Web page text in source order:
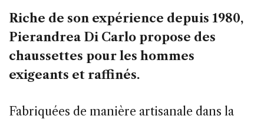
Riche de son expérience depuis 1980,
Pierandrea Di Carlo propose des
chaussettes pour les hommes
exigeants et raffinés.
Fabriquées de manière artisanale dans la